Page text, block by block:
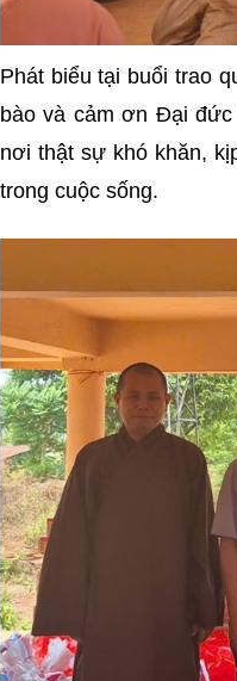
Phát biểu tại buổi trao
bào và cảm ơn Đại
nơi thật sự khó khăn,
trong cuộc sống.